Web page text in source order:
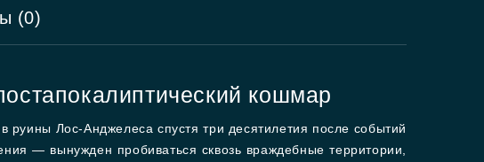
(0)
кошмар
руины Лос-Анджелеса спустя три десятилетия после событий
— вынужден пробиваться сквозь враждебные территории,